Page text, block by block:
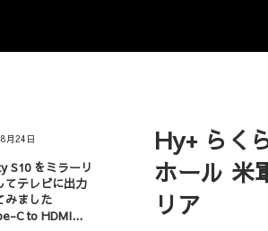
Hy+ らく
ホール 米
リア
月24日
S10 をミラーリ
てテレビに出力
みました
C to HDMI...